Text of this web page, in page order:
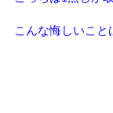
こんな悔しいこと